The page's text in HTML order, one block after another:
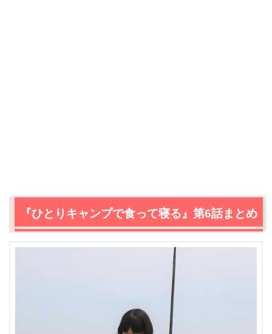
『ひとりキャンプで食って寝る』第6話まとめ